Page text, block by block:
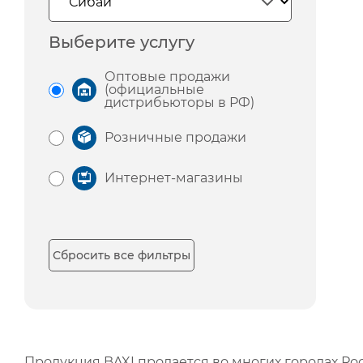
Выберите услугу
Оптовые продажи
(официальные
дистрибьюторы в РФ)
Розничные продажи
Интернет-магазины
Сбросить все фильтры